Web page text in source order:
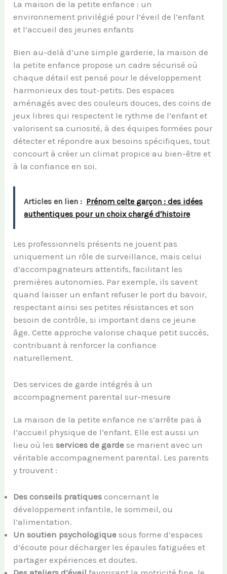
La maison de la petite enfance : un
environnement privilégié pour l’éveil de l’enfant
et l’accueil des jeunes enfants
Bien au-delà d’une simple garderie, la maison de
la petite enfance propose un cadre sécurisé où
chaque détail est pensé pour le développement
harmonieux des tout-petits. Des espaces
aménagés avec des couleurs douces, des coins de
jeux libres qui respectent le rythme de l’enfant et
valorisent sa curiosité, à des équipes formées pour
détecter et répondre aux besoins spécifiques, tout
concourt à créer un climat propice au bien-être et
à la confiance en soi.
Articles en lien : Prénom celte garçon : des idées
authentiques pour un choix chargé d'histoire
Les professionnels présents ne jouent pas
uniquement un rôle de surveillance, mais celui
d’accompagnateurs attentifs, facilitant les
premières autonomies. Par exemple, ils savent
quand laisser un enfant refuser le port du bavoir,
respectant ainsi ses petites résistances et son
besoin de contrôle, si important dans ce jeune
âge. Cette approche valorise chaque petit succès,
contribuant à renforcer la confiance
naturellement.
Des services de garde intégrés à un
accompagnement parental sur-mesure
La maison de la petite enfance ne s’arrête pas à
l’accueil physique de l’enfant. Elle est aussi un
lieu où lesservices de garde se marient avec un
véritable accompagnement parental. Les parents
y trouvent :
Des conseils pratiques concernant le
développement infantile, le sommeil, ou
l’alimentation.
Un soutien psychologique sous forme d’espaces
d’écoute pour décharger les épaules fatiguées et
partager expériences et doutes.